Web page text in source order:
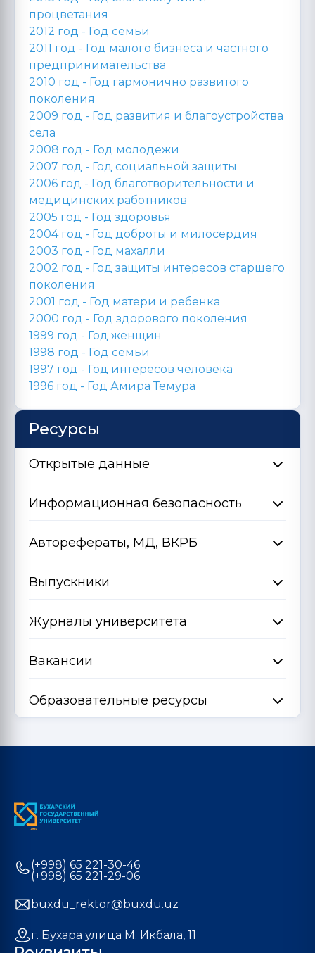
процветания
2012 год - Год семьи
2011 год - Год малого бизнеса и частного
предпринимательства
2010 год - Год гармонично развитого
поколения
2009 год - Год развития и благоустройства
села
2008 год - Год молодежи
2007 год - Год социальной защиты
2006 год - Год благотворительности и
медицинских работников
2005 год - Год здоровья
2004 год - Год доброты и милосердия
2003 год - Год махалли
2002 год - Год защиты интересов старшего
поколения
2001 год - Год матери и ребенка
2000 год - Год здорового поколения
1999 год - Год женщин
1998 год - Год семьи
1997 год - Год интересов человека
1996 год - Год Амира Темура
Ресурсы
Открытые данные
Информационная безопасность
Авторефераты, МД, ВКРБ
Выпускники
Журналы университета
Вакансии
Образовательные ресурсы
(+998) 65 221-30-46
(+998) 65 221-29-06
buxdu_rektor@buxdu.uz
г. Бухара улица М. Икбала, 11